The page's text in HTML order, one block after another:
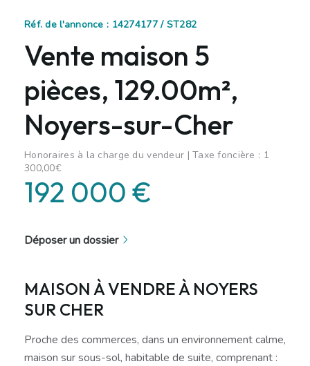
Réf. de l'annonce : 14274177 / ST282
Vente maison 5
pièces, 129.00m²,
Noyers-sur-Cher
Honoraires à la charge du vendeur | Taxe foncière : 1
300,00€
192 000 €
Déposer un dossier
MAISON À VENDRE À NOYERS
SUR CHER
Proche des commerces, dans un environnement calme,
maison sur sous-sol, habitable de suite, comprenant :